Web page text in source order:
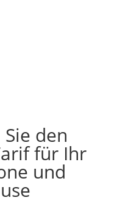
den
für Ihr
und